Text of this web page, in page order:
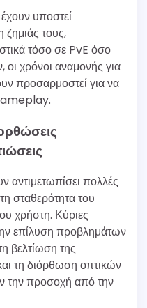
υποστεί
τους,
τόσο σε PvE όσο
οι χρόνοι αναμονής για
προσαρμοστεί για να
αντιμετωπίσει πολλές
σταθερότητα του
χρήστη. Κύριες
επίλυση προβλημάτων
βελτίωση της
τη διόρθωση οπτικών
προσοχή από την